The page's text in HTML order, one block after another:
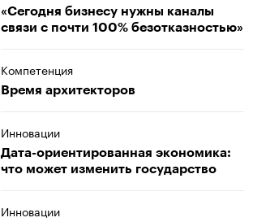
«Сегодня бизнесу нужны каналы
связи с почти 100% безотказностью»
Компетенция
Время архитекторов
Инновации
Дата-ориентированная экономика:
что может изменить государство
Инновации